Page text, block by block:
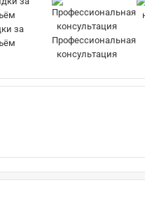
за
Профессиональная
консультация